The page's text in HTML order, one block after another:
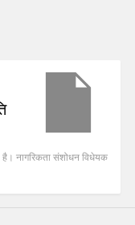
नागरिकता संशोधन विधेयक